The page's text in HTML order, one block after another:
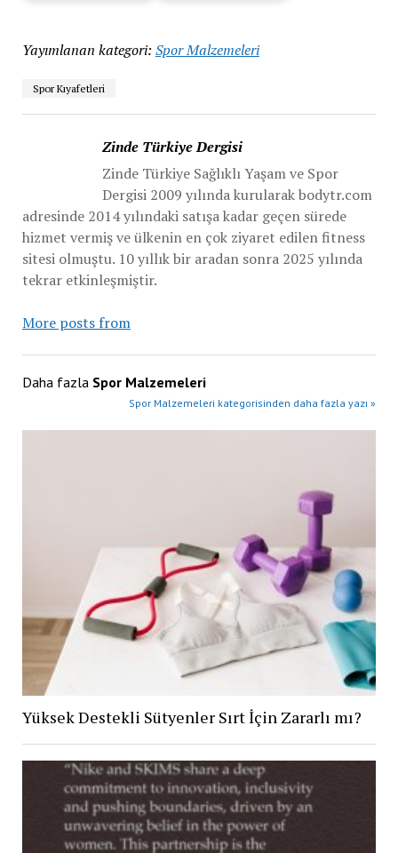
Yayımlanan kategori: Spor Malzemeleri
Spor Kıyafetleri
Zinde Türkiye Dergisi
Zinde Türkiye Sağlıklı Yaşam ve Spor
Dergisi 2009 yılında kurularak bodytr.com
adresinde 2014 yılındaki satışa kadar geçen sürede
hizmet vermiş ve ülkenin en çok ziyaret edilen fitness
sitesi olmuştu. 10 yıllık bir aradan sonra 2025 yılında
tekrar etkinleşmiştir.
More posts from
Daha fazla Spor Malzemeleri
Spor Malzemeleri kategorisinden daha fazla yazı »
Yüksek Destekli Sütyenler Sırt İçin Zararlı mı?